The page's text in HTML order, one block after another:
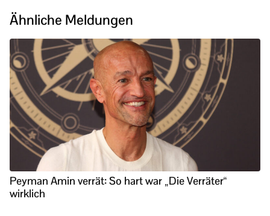
Ähnliche Meldungen
Peyman Amin verrät: So hart war „Die Verräter“
wirklich